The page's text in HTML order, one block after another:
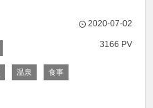
2020-07-02
3166 PV
温泉 食事